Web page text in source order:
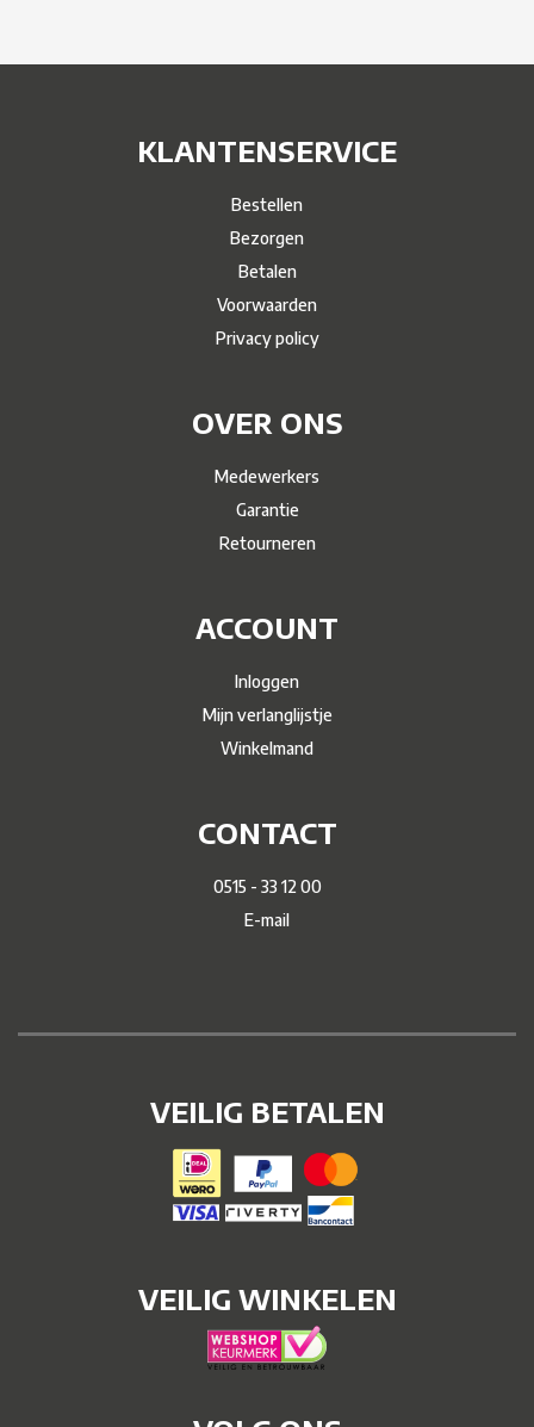
KLANTENSERVICE
Bestellen
Bezorgen
Betalen
Voorwaarden
Privacy policy
OVER ONS
Medewerkers
Garantie
Retourneren
ACCOUNT
Inloggen
Mijn verlanglijstje
Winkelmand
CONTACT
0515 - 33 12 00
E-mail
VEILIG BETALEN
VEILIG WINKELEN